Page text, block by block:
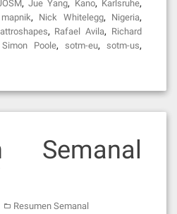
,Jue Yang, Kano, Karlsruhe,
mapnik, Nick Whitelegg, Nigeria,
, Rafael Avila, Richard
Simon Poole, sotm-eu,sotm-us,
Semanal
Resumen Semanal